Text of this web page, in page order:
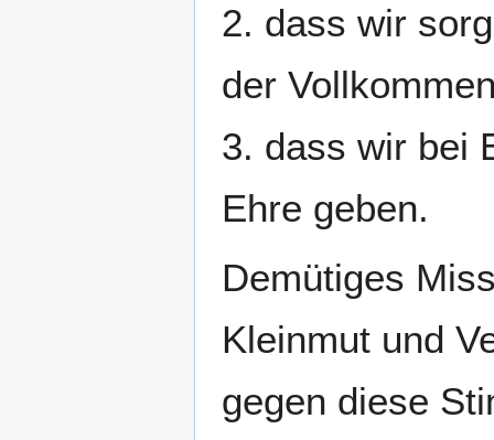
2. dass wir
der
3. dass wir bei
Ehre geben.
Demütiges
Kleinmut und
gegen diese